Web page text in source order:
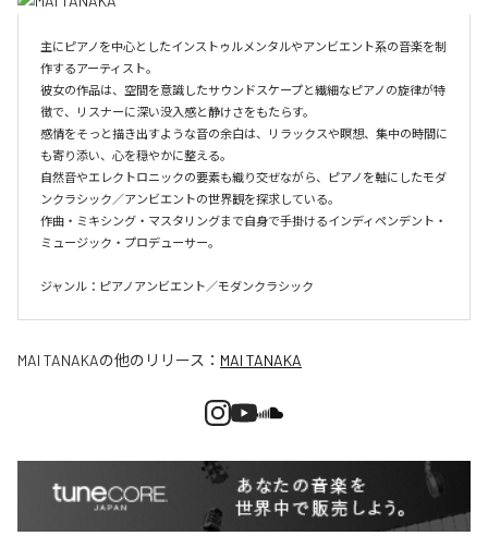
主にピアノを中心としたインストゥルメンタルやアンビエント系の音楽を制
作するアーティスト。
彼女の作品は、空間を意識したサウンドスケープと繊細なピアノの旋律が特
徴で、リスナーに深い没入感と静けさをもたらす。
感情をそっと描き出すような音の余白は、リラックスや瞑想、集中の時間に
も寄り添い、心を穏やかに整える。
自然音やエレクトロニックの要素も織り交ぜながら、ピアノを軸にしたモダ
ンクラシック／アンビエントの世界観を探求している。
作曲・ミキシング・マスタリングまで自身で手掛けるインディペンデント・
ミュージック・プロデューサー。
ジャンル：ピアノアンビエント／モダンクラシック
MAI TANAKAの他のリリース： MAI TANAKA